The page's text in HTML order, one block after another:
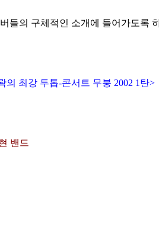
들의 구체적인 소개에 들어가도록
의 최강 투톱-콘서트 무붕 2002 1탄>
밴드